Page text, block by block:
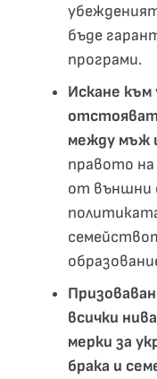
бъде
програми.
Искане
между мъж
правото на
от външни
всички
мерки за
брака и